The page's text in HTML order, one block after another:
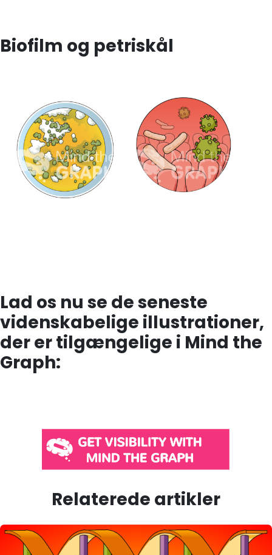
Biofilm og petriskål
Lad os nu se de seneste
videnskabelige illustrationer,
der er tilgængelige i Mind the
Graph:
Relaterede artikler